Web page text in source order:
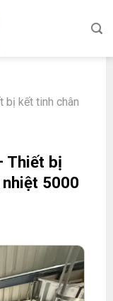
bị kết tinh chân
Thiết bị
5000